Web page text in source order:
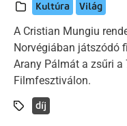
Kultúra Világ
A Cristian Mungiu
Norvégiában játszódó
Arany Pálmát a zsűri a
Filmfesztiválon.
díj